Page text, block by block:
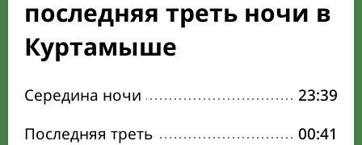
последняя треть ночи в
Куртамыше
Середина ночи
23:39
Последняя треть
00:41